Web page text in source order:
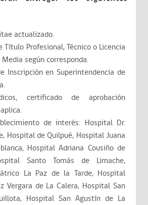
actualizado.
Título Profesional, Técnico o Licencia
según corresponda.
Inscripción en Superintendencia de
certificado de aprobación
de interés: Hospital Dr.
Hospital de Quilpué, Hospital Juana
Hospital Adriana Cousiño de
Santo Tomás de Limache,
La Paz de la Tarde, Hospital
Vergara de La Calera, Hospital San
Hospital San Agustín de La